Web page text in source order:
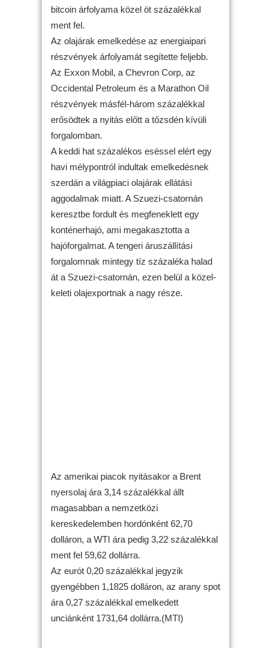
bitcoin árfolyama közel öt százalékkal
ment fel.
Az olajárak emelkedése az energiaipari
részvények árfolyamát segítette feljebb.
Az Exxon Mobil, a Chevron Corp, az
Occidental Petroleum és a Marathon Oil
részvények másfél-három százalékkal
erősödtek a nyitás előtt a tőzsdén kívüli
forgalomban.
A keddi hat százalékos eséssel elért egy
havi mélypontról indultak emelkedésnek
szerdán a világpiaci olajárak ellátási
aggodalmak miatt. A Szuezi-csatornán
keresztbe fordult és megfeneklett egy
konténerhajó, ami megakasztotta a
hajóforgalmat. A tengeri áruszállítási
forgalomnak mintegy tíz százaléka halad
át a Szuezi-csatornán, ezen belül a közel-
keleti olajexportnak a nagy része.
Az amerikai piacok nyitásakor a Brent
nyersolaj ára 3,14 százalékkal állt
magasabban a nemzetközi
kereskedelemben hordónként 62,70
dolláron, a WTI ára pedig 3,22 százalékkal
ment fel 59,62 dollárra.
Az eurót 0,20 százalékkal jegyzik
gyengébben 1,1825 dolláron, az arany spot
ára 0,27 százalékkal emelkedett
unciánként 1731,64 dollárra.(MTI)